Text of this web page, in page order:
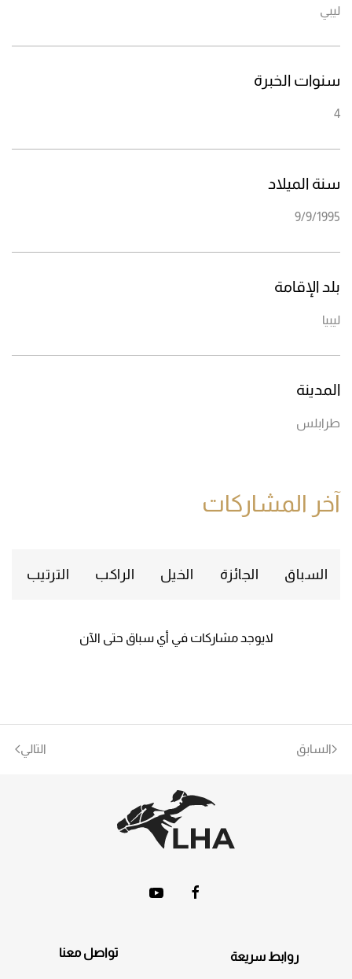
ليبي
سنوات الخبرة
4
سنة الميلاد
9/9/1995
بلد الإقامة
ليبيا
المدينة
طرابلس
آخر المشاركات
السباق الجائزة الخيل الراكب الترتيب
لايوجد مشاركات في أي سباق حتى الآن
السابق التالي
روابط سريعة تواصل معنا